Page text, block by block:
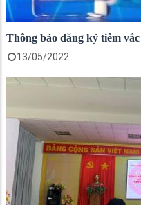
Thông báo đăng ký tiêm
13/05/2022